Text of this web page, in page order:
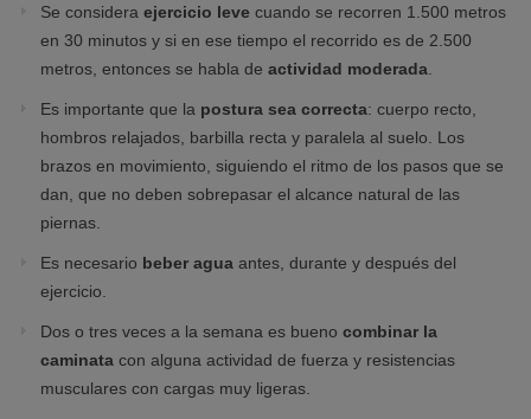
Se considera ejercicio leve cuando se recorren 1.500 metros
en 30 minutos y si en ese tiempo el recorrido es de 2.500
metros, entonces se habla de actividad moderada
Es importante que la postura sea correcta: cuerpo recto,
hombros relajados, barbilla recta y paralela al suelo. Los
brazos en movimiento, siguiendo el ritmo de los pasos que se
dan, que no deben sobrepasar el alcance natural de las
piernas.
Es necesario beber agua antes, durante y después del
ejercicio.
Dos o tres veces a la semana es bueno combinar la
caminata con alguna actividad de fuerza y resistencias
musculares con cargas muy ligeras.